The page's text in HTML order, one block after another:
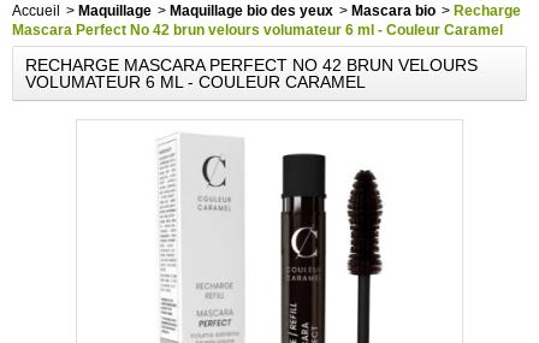
Accueil > Maquillage > Maquillage bio des yeux > Mascara bio > Recharge
Mascara Perfect No 42 brun velours volumateur 6 ml - Couleur Caramel
RECHARGE MASCARA PERFECT NO 42 BRUN VELOURS
VOLUMATEUR 6 ML - COULEUR CARAMEL